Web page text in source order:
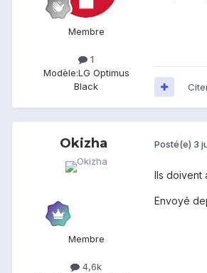
Membre
1
Modèle:LG Optimus
Black
Okizha
Membre
4,6k
Posté(e) 3
Ils doivent
Envoyé